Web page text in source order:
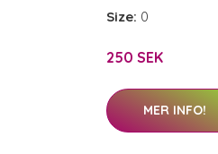
Size: 0
250 SEK
MER INFO!